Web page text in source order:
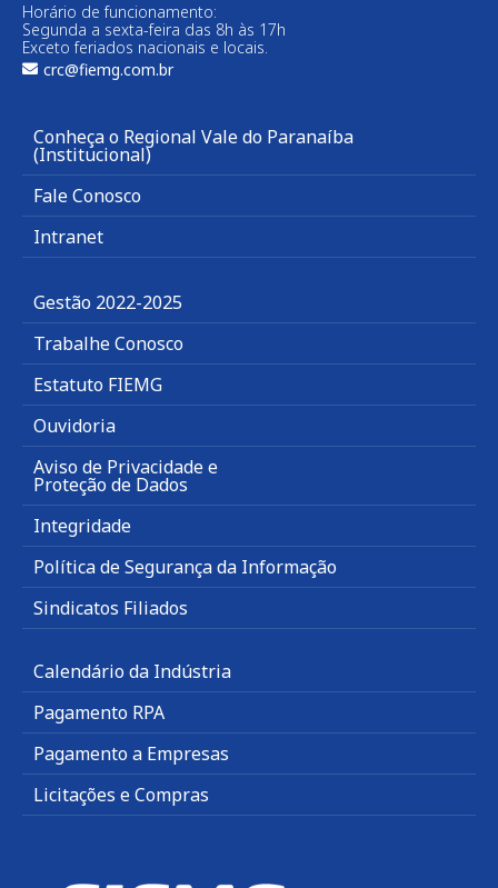
Horário de funcionamento:
Segunda a sexta-feira das 8h às 17h
Exceto feriados nacionais e locais.
crc@fiemg.com.br
Conheça o Regional Vale do Paranaíba
(Institucional)
Fale Conosco
Intranet
Gestão 2022-2025
Trabalhe Conosco
Estatuto FIEMG
Ouvidoria
Aviso de Privacidade e
Proteção de Dados
Integridade
Política de Segurança da Informação
Sindicatos Filiados
Calendário da Indústria
Pagamento RPA
Pagamento a Empresas
Licitações e Compras